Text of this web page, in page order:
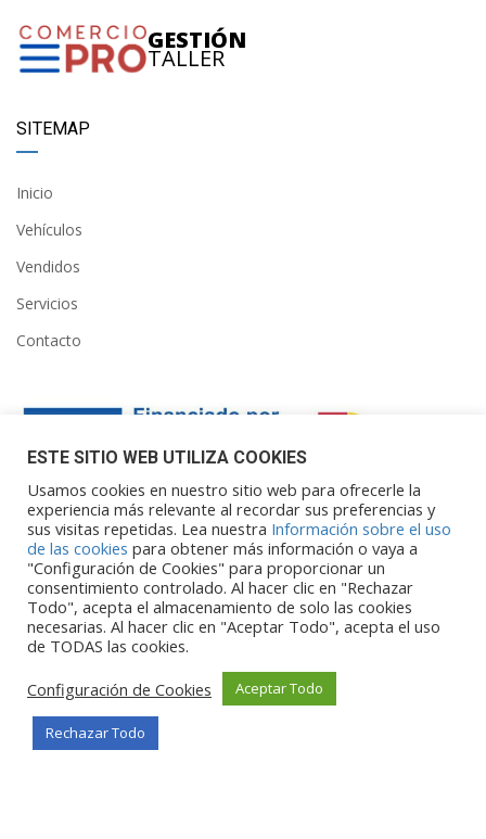
GESTIÓN
TALLER
SITEMAP
Inicio
Vehículos
Vendidos
Servicios
Contacto
Financiado por la Unión Europea – NextGenerationEU. Sin
embargo, los puntos de vista y las
opiniones expresadas son únicamente los del autor o autores y
no reflejan necesariamente los de
la Unión Europea o la Comisión Europea. Ni la Unión Europea ni
la Comisión Europea pueden ser
consideradas responsables de las mismas.
ESTE SITIO WEB UTILIZA COOKIES
Usamos cookies en nuestro sitio web para ofrecerle la
experiencia más relevante al recordar sus preferencias y
sus visitas repetidas. Lea nuestra Información sobre el uso
de las cookies para obtener más información o vaya a
"Configuración de Cookies" para proporcionar un
consentimiento controlado. Al hacer clic en "Rechazar
Todo", acepta el almacenamiento de solo las cookies
necesarias. Al hacer clic en "Aceptar Todo", acepta el uso
de TODAS las cookies.
Configuración de Cookies
Aceptar Todo
Rechazar Todo